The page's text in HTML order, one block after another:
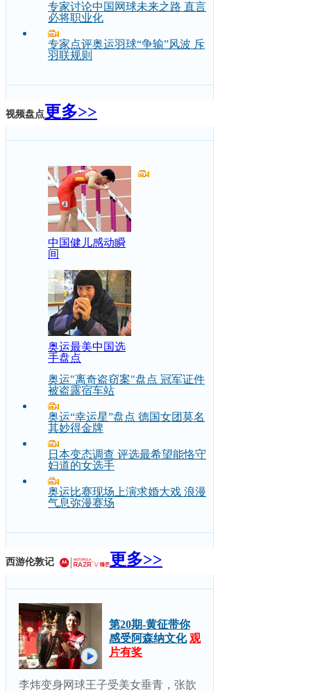
专家讨论中国网球未来之路 直言
必将职业化
专家点评奥运羽球“争输”风波 斥
羽联规则
视频盘点更多>>
中国健儿感动瞬
间
奥运最美中国选
手盘点
奥运"离奇盗窃案"盘点 冠军证件
被盗露宿车站
奥运“幸运星”盘点 德国女团莫名
其妙得金牌
日本变态调查 评选最希望能恪守
妇道的女选手
奥运比赛现场上演求婚大戏 浪漫
气息弥漫赛场
西游伦敦记 更多>>
第20期-黄征带你
感受阿森纳文化 观
片有奖
李炜变身网球王子受美女垂青，张歆